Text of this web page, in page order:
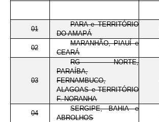
01
PARA e TERRITÓRIO
DO AMAPÁ
02
MARANHÃO, PIAUÍ e
CEARÁ
03
RG NORTE,
PARAÍBA,
FERNAMBUCO,
ALAGOAS e TERRITÓRIO
F. NORANHA
04
SERGIPE, BAHIA e
ABROLHOS